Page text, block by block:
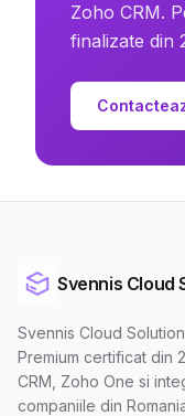
Zoho CRM.
finalizate din
Svennis Cloud
Svennis Cloud
Premium certificat din
CRM, Zoho One si
companiile din